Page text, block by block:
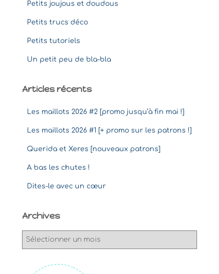
Petits joujous et doudous
Petits trucs déco
Petits tutoriels
Un petit peu de bla-bla
Articles récents
Les maillots 2026 #2 [promo jusqu’à fin mai !]
Les maillots 2026 #1 [+ promo sur les patrons !]
Querida et Xeres [nouveaux patrons]
A bas les chutes !
Dites-le avec un cœur
Archives